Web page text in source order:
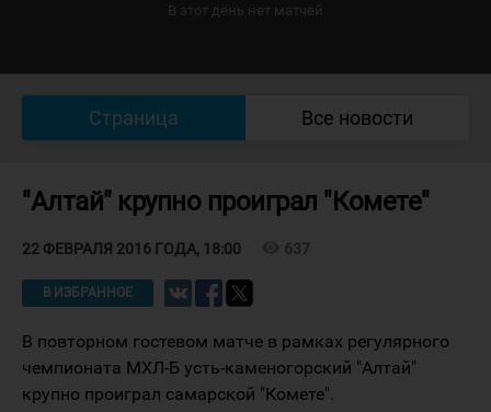
В этот день нет матчей
Страница Все новости
"Алтай" крупно проиграл "Комете"
22 ФЕВРАЛЯ 2016 ГОДА, 18:00 637
В ИЗБРАННОЕ
В повторном гостевом матче в рамках регулярного
чемпионата МХЛ-Б усть-каменогорский "Алтай"
крупно проиграл самарской "Комете".